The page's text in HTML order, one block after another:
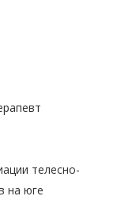
телесно-
на юге